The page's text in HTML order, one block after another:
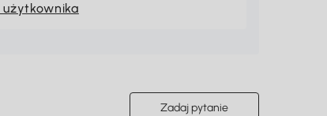
użytkownika
Zadaj pytanie